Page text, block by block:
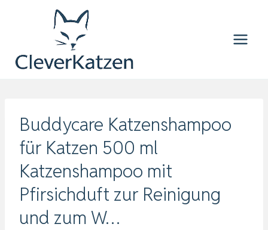
Buddycare Katzenshampoo
für Katzen 500 ml
Katzenshampoo mit
Pfirsichduft zur Reinigung
und zum W…